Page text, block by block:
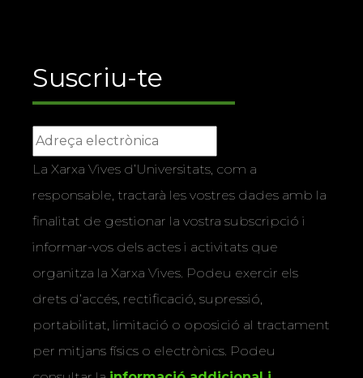
Suscriu-te
La Xarxa Vives d’Universitats, com a
responsable, tractarà les vostres dades amb la
finalitat de gestionar la vostra subscripció i
informar-vos dels actes i activitats que
organitza la Xarxa Vives. Podeu exercir els
drets d’accés, rectificació, supressió,
portabilitat, limitació o oposició al tractament
per mitjans físics o electrònics. Podeu